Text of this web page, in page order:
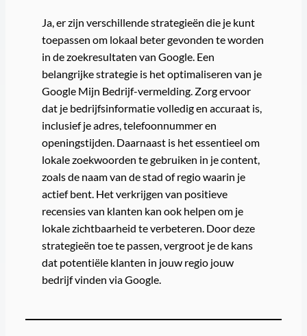
Ja, er zijn verschillende strategieën die je kunt
toepassen om lokaal beter gevonden te worden
in de zoekresultaten van Google. Een
belangrijke strategie is het optimaliseren van je
Google Mijn Bedrijf-vermelding. Zorg ervoor
dat je bedrijfsinformatie volledig en accuraat is,
inclusief je adres, telefoonnummer en
openingstijden. Daarnaast is het essentieel om
lokale zoekwoorden te gebruiken in je content,
zoals de naam van de stad of regio waarin je
actief bent. Het verkrijgen van positieve
recensies van klanten kan ook helpen om je
lokale zichtbaarheid te verbeteren. Door deze
strategieën toe te passen, vergroot je de kans
dat potentiële klanten in jouw regio jouw
bedrijf vinden via Google.